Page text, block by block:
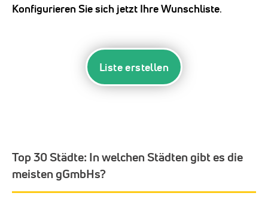
Konfigurieren Sie sich jetzt Ihre Wunschliste.
Liste erstellen
Top 30 Städte: In welchen Städten gibt es die
meisten gGmbHs?